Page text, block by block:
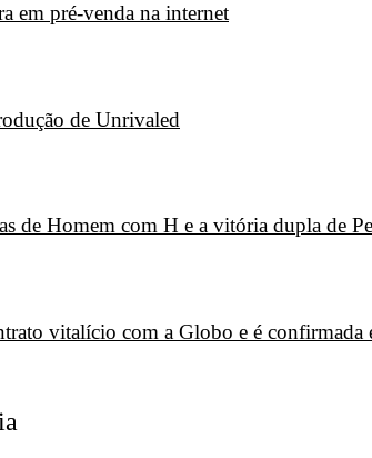
em pré-venda na internet
de Unrivaled
de Homem com H e a vitória dupla de
vitalício com a Globo e é confirmada